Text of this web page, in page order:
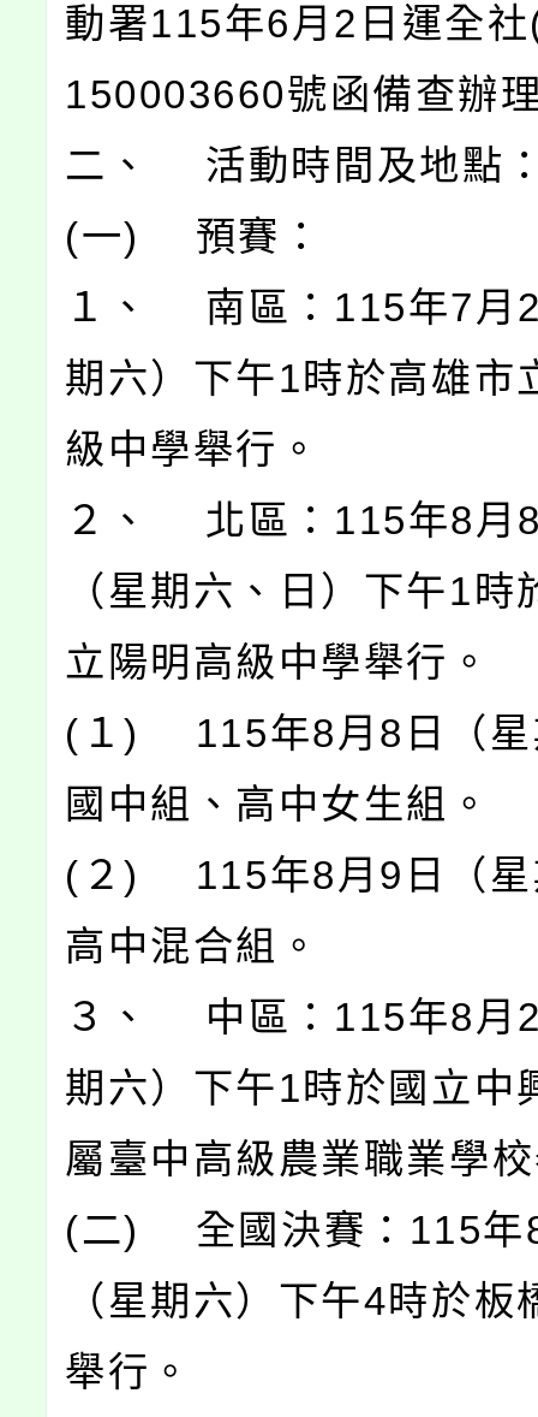
動署115年6月2日運全
150003660號函備查辦
二、 活動時間及地點
(一) 預賽：
１、 南區：115年7月
期六）下午1時於高雄市
級中學舉行。
２、 北區：115年8月
（星期六、日）下午1時
立陽明高級中學舉行。
(１) 115年8月8日（星
國中組、高中女生組。
(２) 115年8月9日（星
高中混合組。
３、 中區：115年8月
期六）下午1時於國立中
屬臺中高級農業職業學
(二) 全國決賽：115年
（星期六）下午4時於板
舉行。